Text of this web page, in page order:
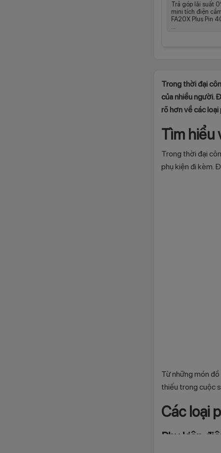
Trả góp lãi suất
mini tích điện
FA20X Plus Pin
...
Trong thời đại
của nhiều người.
rõ hơn về các loại
Tìm hiểu
Trong thời đại
phụ kiện đi kèm.
Từ những món
thiếu trong cuộc
Các loại
Phụ kiện